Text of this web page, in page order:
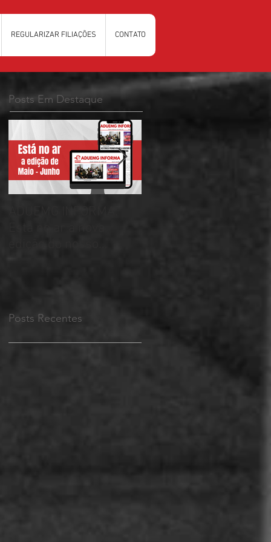
REGULARIZAR FILIAÇÕES CONTATO
Posts Em Destaque
Posts Recentes